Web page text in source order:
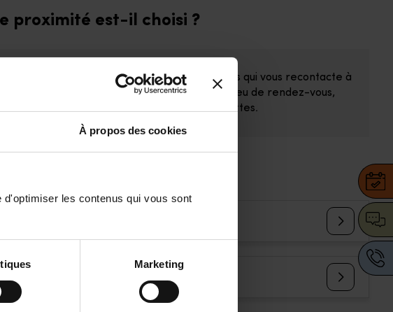
À propos des cookies
les contenus qui vous sont
Marketing
proximité est-il choisi ?
l’opticien le plus proche de chez vous qui vous recontacte à
du rendez-vous, convient de la date et du lieu de rendez-vous,
la délivrance de votre nouvelle paire de lunettes.
en France ?
?